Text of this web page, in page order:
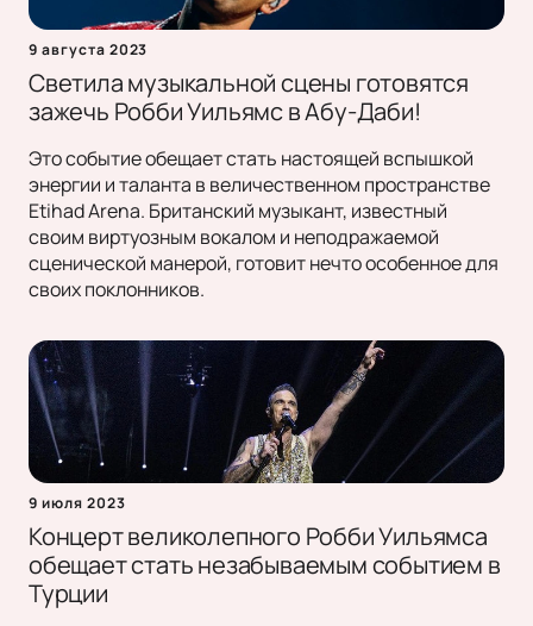
9 августа 2023
Светила музыкальной сцены готовятся
зажечь Робби Уильямс в Абу-Даби!
Это событие обещает стать настоящей вспышкой
энергии и таланта в величественном пространстве
Etihad Arena. Британский музыкант, известный
своим виртуозным вокалом и неподражаемой
сценической манерой, готовит нечто особенное для
своих поклонников.
9 июля 2023
Концерт великолепного Робби Уильямса
обещает стать незабываемым событием в
Турции